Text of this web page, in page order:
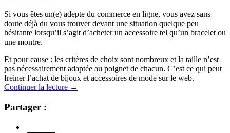
Si vous êtes un(e) adepte du commerce en ligne, vous avez sans
doute déjà du vous trouver devant une situation quelque peu
hésitante lorsqu’il s’agit d’acheter un accessoire tel qu’un bracelet ou
une montre.
Et pour cause : les critères de choix sont nombreux et la taille n’est
pas nécessairement adaptée au poignet de chacun. C’est ce qui peut
freiner l’achat de bijoux et accessoires de mode sur le web.
Continuer la lecture →
Partager :